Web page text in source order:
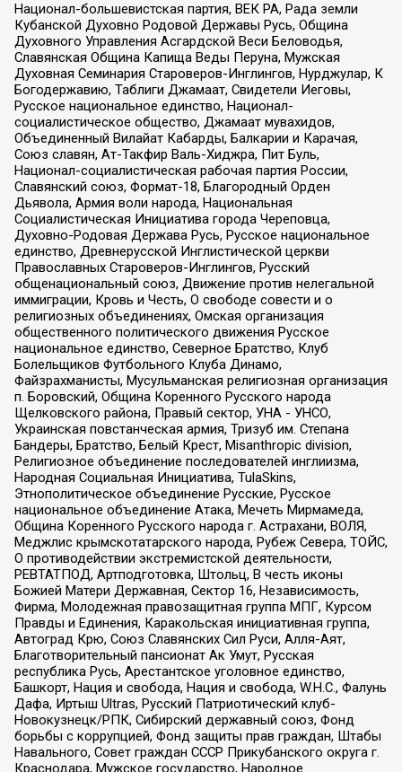
Национал-большевистская партия, ВЕК РА, Рада земли
Кубанской Духовно Родовой Державы Русь, Община
Духовного Управления Асгардской Веси Беловодья,
Славянская Община Капища Веды Перуна, Мужская
Духовная Семинария Староверов-Инглингов, Нурджулар, К
Богодержавию, Таблиги Джамаат, Свидетели Иеговы,
Русское национальное единство, Национал-
социалистическое общество, Джамаат мувахидов,
Объединенный Вилайат Кабарды, Балкарии и Карачая,
Союз славян, Ат-Такфир Валь-Хиджра, Пит Буль,
Национал-социалистическая рабочая партия России,
Славянский союз, Формат-18, Благородный Орден
Дьявола, Армия воли народа, Национальная
Социалистическая Инициатива города Череповца,
Духовно-Родовая Держава Русь, Русское национальное
единство, Древнерусской Инглистической церкви
Православных Староверов-Инглингов, Русский
общенациональный союз, Движение против нелегальной
иммиграции, Кровь и Честь, О свободе совести и о
религиозных объединениях, Омская организация
общественного политического движения Русское
национальное единство, Северное Братство, Клуб
Болельщиков Футбольного Клуба Динамо,
Файзрахманисты, Мусульманская религиозная организация
п. Боровский, Община Коренного Русского народа
Щелковского района, Правый сектор, УНА - УНСО,
Украинская повстанческая армия, Тризуб им. Степана
Бандеры, Братство, Белый Крест, Misanthropic division,
Религиозное объединение последователей инглиизма,
Народная Социальная Инициатива, TulaSkins,
Этнополитическое объединение Русские, Русское
национальное объединение Атака, Мечеть Мирмамеда,
Община Коренного Русского народа г. Астрахани, ВОЛЯ,
Меджлис крымскотатарского народа, Рубеж Севера, ТОЙС,
О противодействии экстремистской деятельности,
РЕВТАТПОД, Артподготовка, Штольц, В честь иконы
Божией Матери Державная, Сектор 16, Независимость,
Фирма, Молодежная правозащитная группа МПГ, Курсом
Правды и Единения, Каракольская инициативная группа,
Автоград Крю, Союз Славянских Сил Руси, Алля-Аят,
Благотворительный пансионат Ак Умут, Русская
республика Русь, Арестантское уголовное единство,
Башкорт, Нация и свобода, Нация и свобода, W.H.С., Фалунь
Дафа, Иртыш Ultras, Русский Патриотический клуб-
Новокузнецк/РПК, Сибирский державный союз, Фонд
борьбы с коррупцией, Фонд защиты прав граждан, Штабы
Навального, Совет граждан СССР Прикубанского округа г.